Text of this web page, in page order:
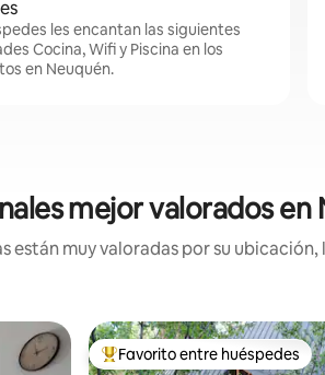
les encantan las siguientes
Cocina, Wifi y Piscina en los
en Neuquén.
mejor valorados en
están muy valoradas por su
Favorito entre huéspedes
Favorito entre huéspedes